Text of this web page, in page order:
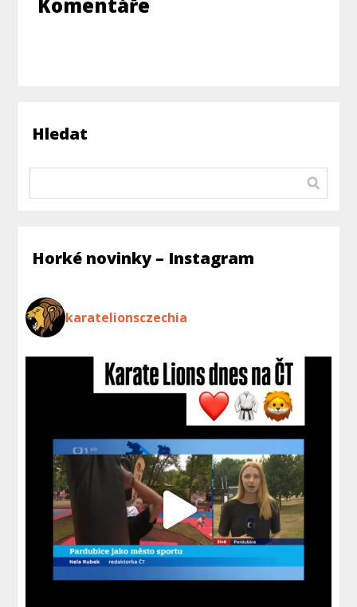
Komentáře
Hledat
Horké novinky – Instagram
karatelionsczechia